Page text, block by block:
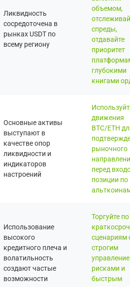
Ликвидность
сосредоточена в
рынках USDT по
всему региону
объемом,
спреды,
отдавайте
приоритет
глубокими
книгами
Основные активы
выступают в
качестве опор
ликвидности и
индикаторов
настроений
движения
BTC/ETH
рыночного
перед
позиции по
Использование
высокого
кредитного плеча и
волатильность
создают частые
возможности
Торгуйте по
сценариям
строгим
рисками и
быстрым